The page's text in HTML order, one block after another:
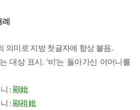
의미로 지방 첫글자에 항상 붙음.
대상 표시. '비'는 돌아가신 어머니를
:顯妣
:顯祖妣